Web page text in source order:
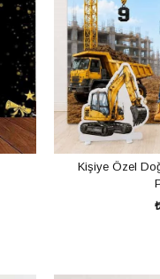
Kişiye Özel